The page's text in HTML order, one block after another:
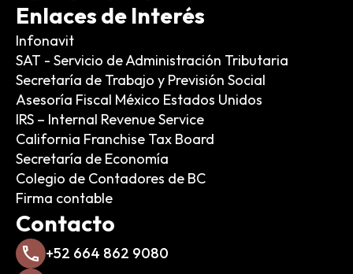
Enlaces de Interés
Infonavit
SAT - Servicio de Administración Tributaria
Secretaría de Trabajo y Previsión Social
Asesoría Fiscal México Estados Unidos
IRS – Internal Revenue Service
California Franchise Tax Board
Secretaría de Economía
Colegio de Contadores de BC
Firma contable
Contacto
+52 664 862 9080